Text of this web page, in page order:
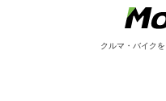
クルマ・バイク